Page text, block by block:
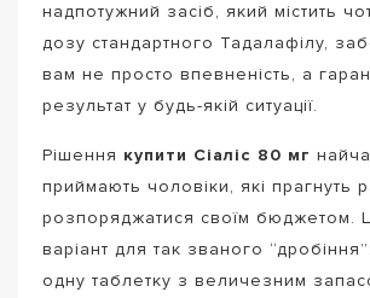
надпотужний засіб, який містить
дозу стандартного Тадалафілу,
вам не просто впевненість, а
результат у будь-якій ситуації.
Рішення купити Сіаліс 80 мг
приймають чоловіки, які прагнуть
розпоряджатися своїм бюджетом.
варіант для так званого
одну таблетку з величезним